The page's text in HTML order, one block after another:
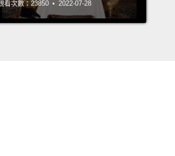
看次數：23850 • 2022-07-28